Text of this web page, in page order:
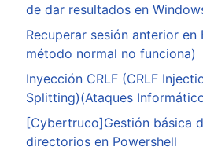
de dar resultados en
Recuperar sesión anterior
método normal no funciona)
Inyección CRLF (CRLF
Splitting)(Ataques
[Cybertruco]Gestión básica
directorios en Powershell